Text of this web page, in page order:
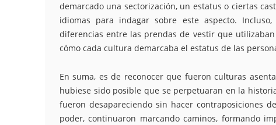
demarcado una sectorización, un estatus o ciertas
idiomas para indagar sobre este aspecto.
diferencias entre las prendas de vestir que
cómo cada cultura demarcaba el estatus de las
En suma, es de reconocer que fueron culturas
hubiese sido posible que se perpetuaran en la
fueron desapareciendo sin hacer contraposiciones
poder, continuaron marcando caminos, formando